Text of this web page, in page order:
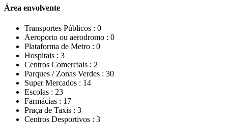
Área envolvente
Transportes Públicos : 0
Aeroporto ou aerodromo : 0
Plataforma de Metro : 0
Hospitais : 3
Centros Comerciais : 2
Parques / Zonas Verdes : 30
Super Mercados : 14
Escolas : 23
Farmácias : 17
Praça de Taxis : 3
Centros Desportivos : 3